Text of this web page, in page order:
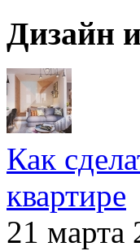
Дизайн
Как
квартире
21 марта